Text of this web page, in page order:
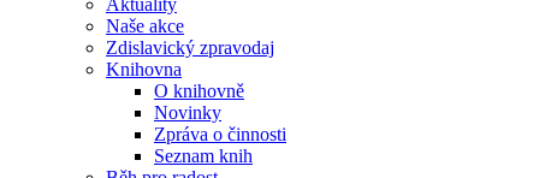
Aktuality
Naše akce
Zdislavický zpravodaj
Knihovna
O knihovně
Novinky
Zpráva o činnosti
Seznam knih